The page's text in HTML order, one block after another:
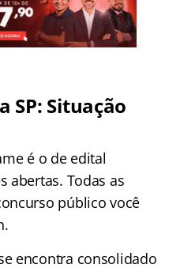
SP: Situação
é o de edital
abertas. Todas as
público você
encontra consolidado